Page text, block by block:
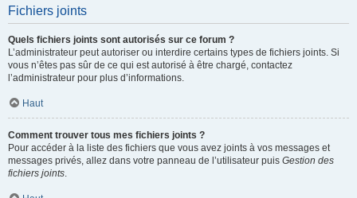
Fichiers joints
Quels fichiers joints sont autorisés sur ce forum ?
L’administrateur peut autoriser ou interdire certains types de fichiers joints. Si
vous n’êtes pas sûr de ce qui est autorisé à être chargé, contactez
l’administrateur pour plus d’informations.
Haut
Comment trouver tous mes fichiers joints ?
Pour accéder à la liste des fichiers que vous avez joints à vos messages et
messages privés, allez dans votre panneau de l’utilisateur puis Gestion des
fichiers joints.